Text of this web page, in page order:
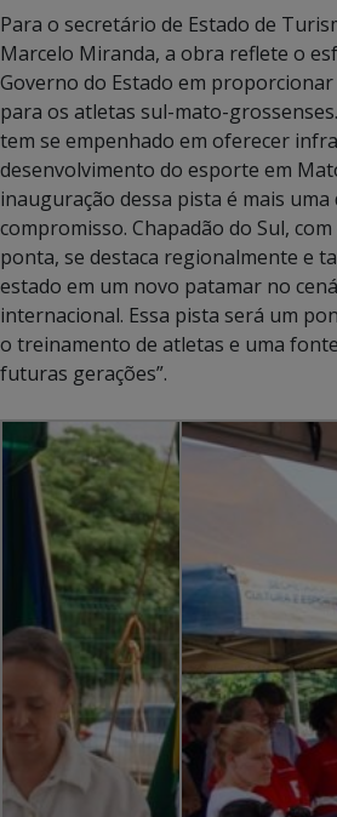
Para o secretário de Estado de
Marcelo Miranda, a obra reflete o
Governo do Estado em
para os atletas sul-mato-
tem se empenhado em oferecer
desenvolvimento do esporte em
inauguração dessa pista é mais
compromisso. Chapadão do Sul,
ponta, se destaca regionalmente e
estado em um novo patamar no
internacional. Essa pista será um
o treinamento de atletas e uma
futuras gerações”.